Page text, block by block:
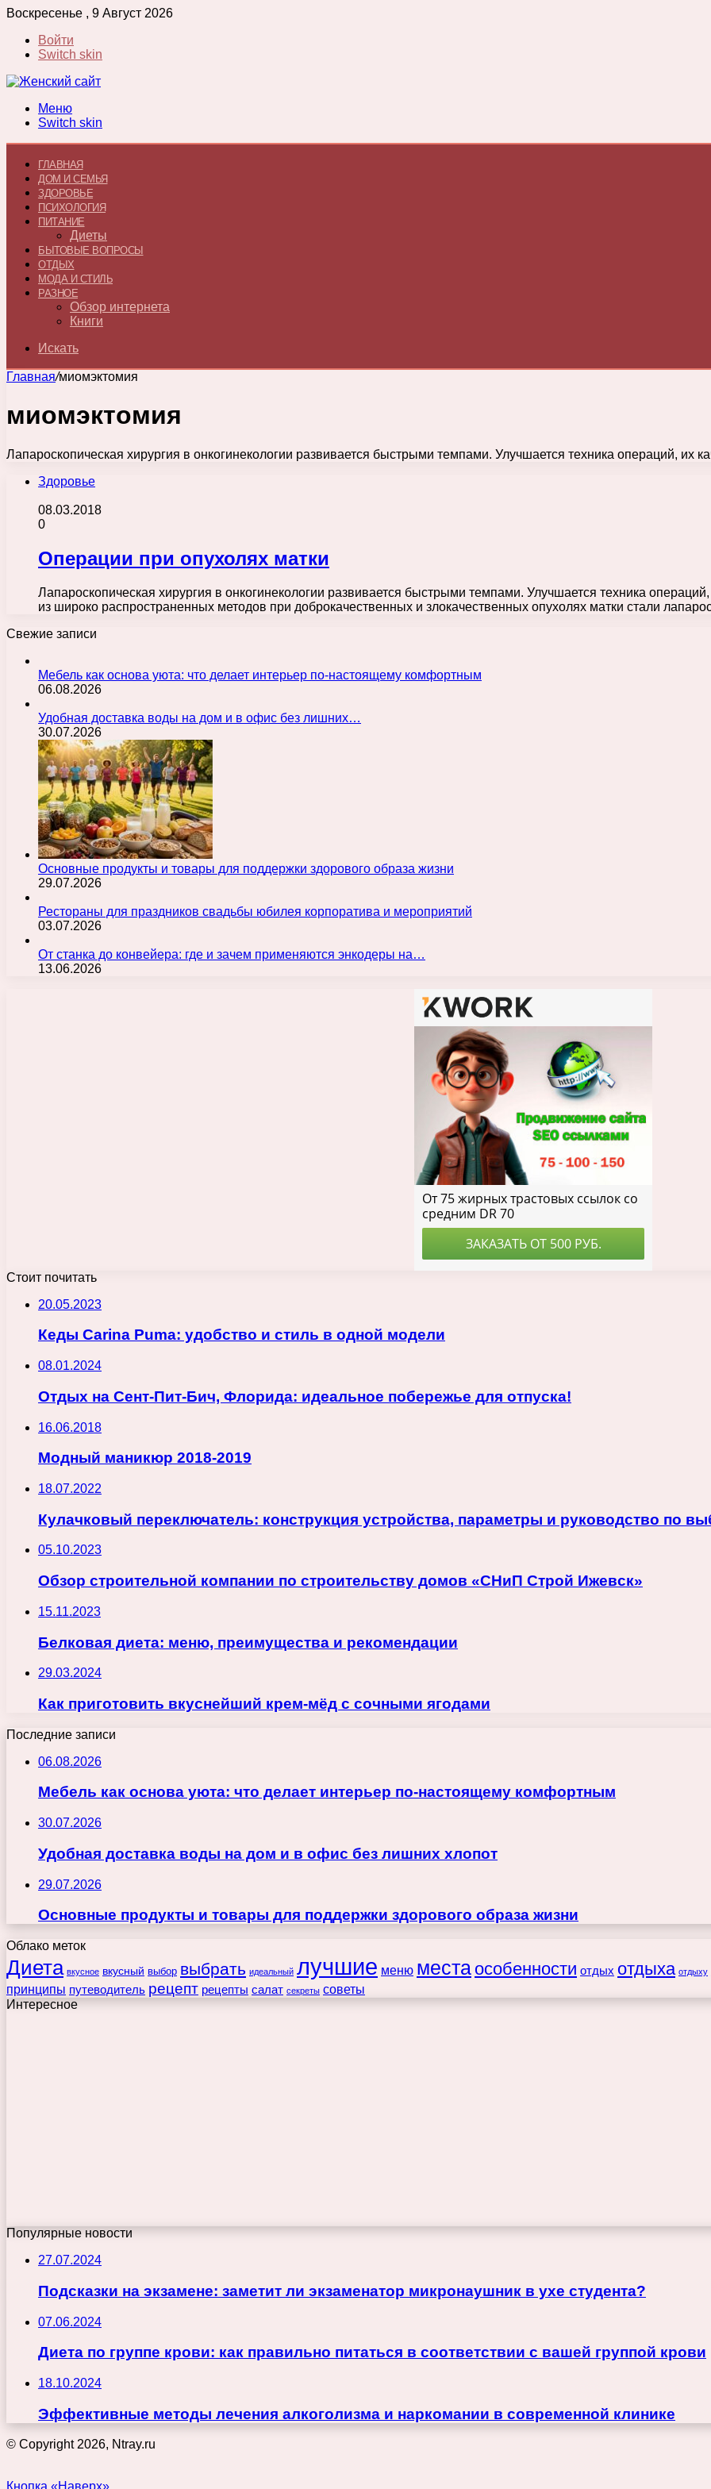
Воскресенье , 9 Август 2026
Войти
Switch skin
Меню
Switch skin
ГЛАВНАЯ
ДОМ И СЕМЬЯ
ЗДОРОВЬЕ
ПСИХОЛОГИЯ
ПИТАНИЕ
Диеты
БЫТОВЫЕ ВОПРОСЫ
ОТДЫХ
МОДА И СТИЛЬ
РАЗНОЕ
Обзор интернета
Книги
Искать
Главная/миомэктомия
миомэктомия
Лапароскопическая хирургия в онкогинекологии развивается быстрыми темпами. Улучшается техника операций, их
Здоровье
08.03.2018
0
Операции при опухолях матки
Лапароскопическая хирургия в онкогинекологии развивается быстрыми темпами. Улучшается техника
из широко распространенных методов при доброкачественных и злокачественных опухолях матки стали
Свежие записи
Мебель как основа уюта: что делает интерьер по-настоящему комфортным
06.08.2026
Удобная доставка воды на дом и в офис без лишних…
30.07.2026
Основные продукты и товары для поддержки здорового образа жизни
29.07.2026
Рестораны для праздников свадьбы юбилея корпоратива и мероприятий
03.07.2026
От станка до конвейера: где и зачем применяются энкодеры на…
13.06.2026
Стоит почитать
20.05.2023
Кеды Carina Puma: удобство и стиль в одной модели
08.01.2024
Отдых на Сент-Пит-Бич, Флорида: идеальное побережье для отпуска!
16.06.2018
Модный маникюр 2018-2019
18.07.2022
Кулачковый переключатель: конструкция устройства, параметры и руководство по
05.10.2023
Обзор строительной компании по строительству домов «СНиП Строй Ижевск»
15.11.2023
Белковая диета: меню, преимущества и рекомендации
29.03.2024
Как приготовить вкуснейший крем-мёд с сочными ягодами
Последние записи
06.08.2026
Мебель как основа уюта: что делает интерьер по-настоящему комфортным
30.07.2026
Удобная доставка воды на дом и в офис без лишних хлопот
29.07.2026
Основные продукты и товары для поддержки здорового образа жизни
Облако меток
Диета вкусное вкусный выбор выбрать идеальный лучшие меню места особенности отдых отдыха отдыху
принципы путеводитель рецепт рецепты салат секреты советы
Интересное
Популярные новости
27.07.2024
Подсказки на экзамене: заметит ли экзаменатор микронаушник в ухе студента?
07.06.2024
Диета по группе крови: как правильно питаться в соответствии с вашей группой крови
18.10.2024
Эффективные методы лечения алкоголизма и наркомании в современной клинике
© Copyright 2026, Ntray.ru